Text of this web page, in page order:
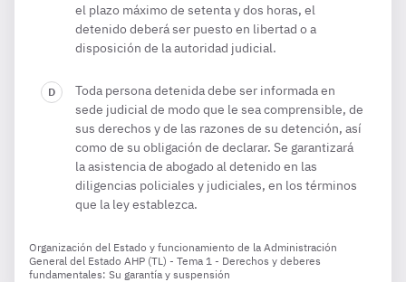
el plazo máximo de setenta y dos horas, el
detenido deberá ser puesto en libertad o a
disposición de la autoridad judicial.
Toda persona detenida debe ser informada en
sede judicial de modo que le sea comprensible, de
sus derechos y de las razones de su detención, así
como de su obligación de declarar. Se garantizará
la asistencia de abogado al detenido en las
diligencias policiales y judiciales, en los términos
que la ley establezca.
Organización del Estado y funcionamiento de la Administración
General del Estado AHP (TL) - Tema 1 - Derechos y deberes
fundamentales: Su garantía y suspensión